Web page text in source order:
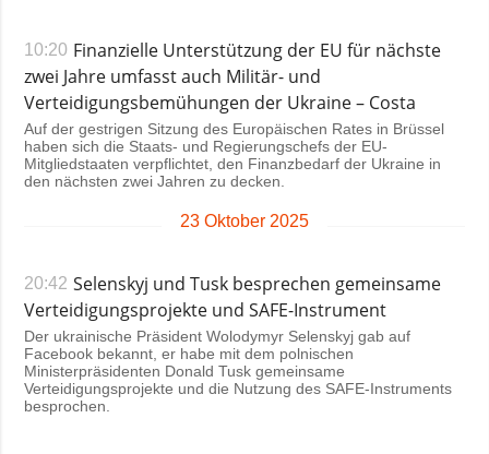
10:20 Finanzielle Unterstützung der EU für nächste
zwei Jahre umfasst auch Militär- und
Verteidigungsbemühungen der Ukraine – Costa
Auf der gestrigen Sitzung des Europäischen Rates in Brüssel
haben sich die Staats- und Regierungschefs der EU-
Mitgliedstaaten verpflichtet, den Finanzbedarf der Ukraine in
den nächsten zwei Jahren zu decken.
23 Oktober 2025
20:42 Selenskyj und Tusk besprechen gemeinsame
Verteidigungsprojekte und SAFE-Instrument
Der ukrainische Präsident Wolodymyr Selenskyj gab auf
Facebook bekannt, er habe mit dem polnischen
Ministerpräsidenten Donald Tusk gemeinsame
Verteidigungsprojekte und die Nutzung des SAFE-Instruments
besprochen.